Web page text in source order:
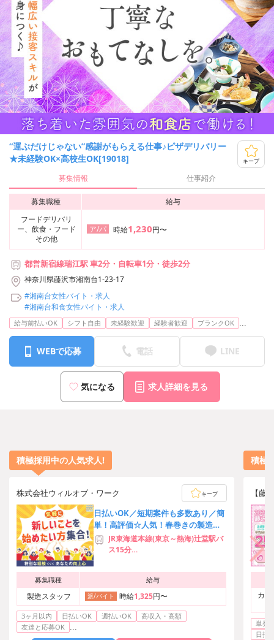
“運ぶだけじゃない”感謝がもらえる仕事♪ピザデリバリー
★未経験OK×高校生OK[19018]
キープ
募集情報 仕事紹介
募集職種
給与
フードデリバリ
ー、飲食・フード
その他
ア/パ 時給1,230円〜
都営新宿線瑞江駅 車2分・自転車1分・徒歩2分
神奈川県藤沢市湘南台1-23-17
#湘南台女性バイト・求人
#湘南台和食女性バイト・求人
給与前払いOK シフト自由 未経験歓迎 経験者歓迎 ブランクOK ...
WEBで応募 電話 LINE
気になる 求人詳細を見る
積極採用中の人気求人!
株式会社ウィルオブ・ワーク キープ
日払いOK／短期案件も多数あり／簡
単！高評価☆人気！春巻きの製造・
包装♪車通勤可能
JR東海道本線(東京～熱海)辻堂駅バ
ス15分
募集職種 給与
製造スタッフ 派/バイト 時給1,325円〜
3ヶ月以内 日払いOK 週払いOK
高収入・高額
友達と応募OK ...
積極
【藤
カ
単発
日払